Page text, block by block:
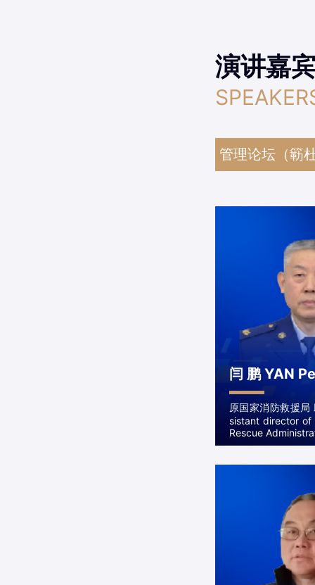
演讲嘉
管理论坛（簕
闫 鹏 YAN
原国家消防救援
sistant director of
Rescue